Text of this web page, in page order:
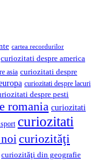
cartea recordurilor
curiozitati despre america
asia curiozitati despre
curiozitati despre lacuri
despre pesti
romania curiozitati
curiozitati
curiozităţi
curiozităţi din geografie